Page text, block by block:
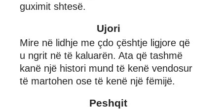
guximit shtesë.
Ujori
Mire në lidhje me çdo çështje ligjore që
u ngrit në të kaluarën. Ata që tashmë
kanë një histori mund të kenë vendosur
të martohen ose të kenë një fëmijë.
Peshqit